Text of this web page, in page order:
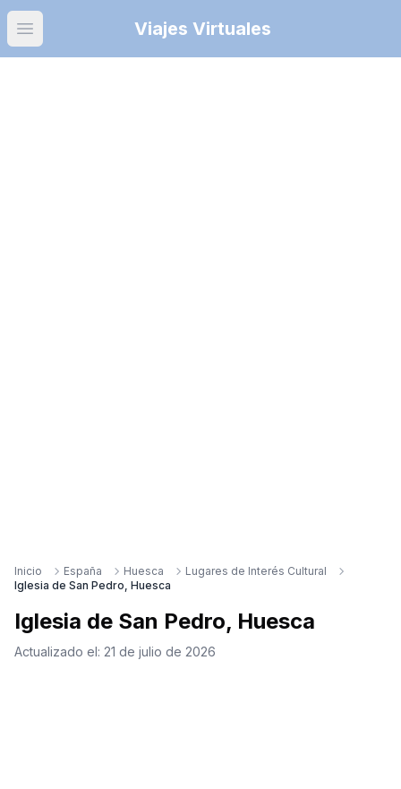
Open main menuViajes Virtuales
Inicio España Huesca
Lugares de Interés Cultural
Iglesia de San Pedro, Huesca
Iglesia de San Pedro, Huesca
Actualizado el: 21 de julio de 2026